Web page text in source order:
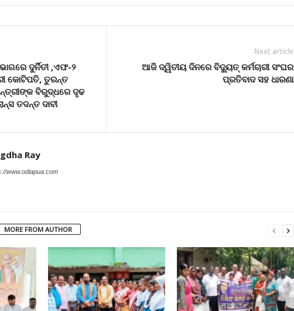
ଦୁର୍ନିତୀ ,ଏଫ-୨
କୋଟିପତି, ତୁରନ୍ତ
ବିରୁଦ୍ଧରେ ଦୃଢ
ତଦନ୍ତ ଦାବୀ
Next article
ଆଜି ଦ୍ୱିତୀୟ ଦିନରେ ବିଦ୍ୟୁତ୍ କର୍ମଚାରୀ ସଂଘର
ପ୍ରତିବାଦ ସହ ଧାରଣା
Ray
www.odiapua.com
MORE FROM AUTHOR